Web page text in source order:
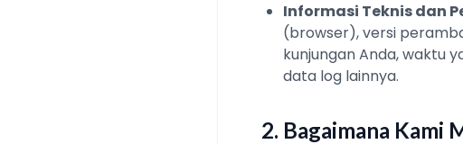
Informasi Teknis dan
(browser), versi
kunjungan Anda, waktu
data log lainnya.
2. Bagaimana Kami